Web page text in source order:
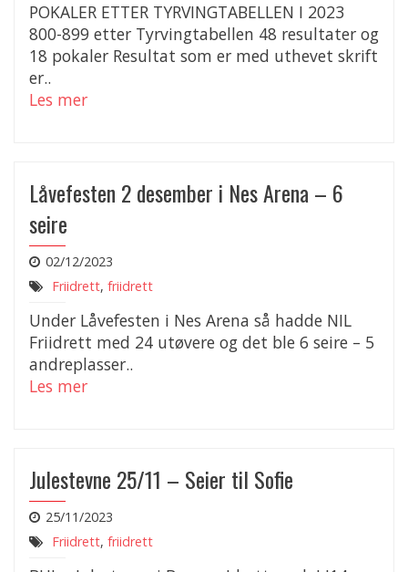
POKALER ETTER TYRVINGTABELLEN I 2023
800-899 etter Tyrvingtabellen 48 resultater og
18 pokaler Resultat som er med uthevet skrift
er..
Les mer
Låvefesten 2 desember i Nes Arena – 6
seire
02/12/2023
Friidrett, friidrett
Under Låvefesten i Nes Arena så hadde NIL
Friidrett med 24 utøvere og det ble 6 seire – 5
andreplasser..
Les mer
Julestevne 25/11 – Seier til Sofie
25/11/2023
Friidrett, friidrett